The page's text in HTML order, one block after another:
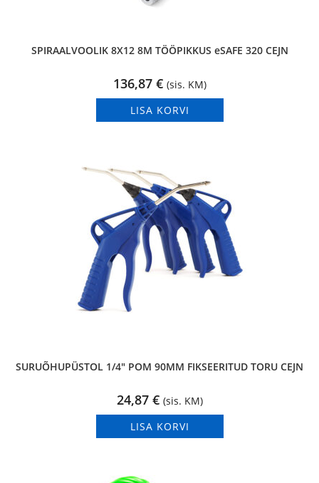
SPIRAALVOOLIK 8X12 8M TÖÖPIKKUS eSAFE 320 CEJN
136,87 € (sis. KM)
LISA KORVI
SURUÕHUPÜSTOL 1/4″ POM 90MM FIKSEERITUD TORU CEJN
24,87 € (sis. KM)
LISA KORVI